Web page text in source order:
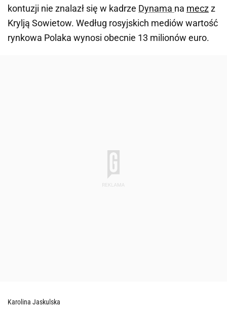
kontuzji nie znalazł się w kadrze Dynama na meczz
Krylją Sowietow. Według rosyjskich mediów wartość
rynkowa Polaka wynosi obecnie 13 milionów euro.
Karolina Jaskulska